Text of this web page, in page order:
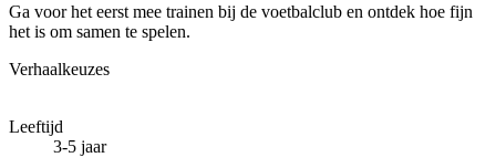
Ga voor het eerst mee trainen bij de voetbalclub en ontdek hoe fijn
het is om samen te spelen.
Verhaalkeuzes
Leeftijd
3-5 jaar